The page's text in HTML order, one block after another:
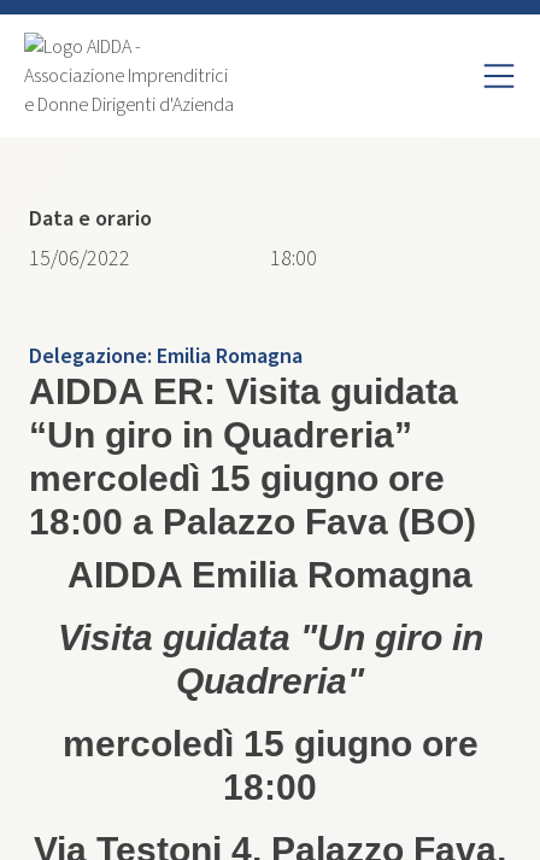
Delegazione: Emilia Romagna
AIDDA ER: Visita guidata
“Un giro in Quadreria”
mercoledì 15 giugno ore
18:00 a Palazzo Fava (BO)
AIDDA Emilia Romagna
Visita guidata "Un giro in
Quadreria"
mercoledì 15 giugno ore
18:00
Via Testoni 4, Palazzo Fava,
Data e orario
15/06/2022
18:00